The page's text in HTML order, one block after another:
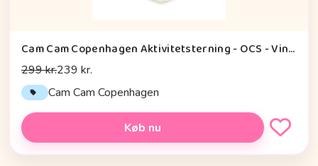
Cam Cam Copenhagen Aktivitetsterning - OCS - Vintage Toys
299 kr.239 kr.
Cam Cam Copenhagen
Køb nu